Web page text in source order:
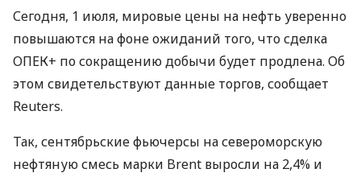
Сегодня, 1 июля, мировые цены на нефть уверенно
повышаются на фоне ожиданий того, что сделка
ОПЕК+ по сокращению добычи будет продлена. Об
этом свидетельствуют данные торгов, сообщает
Reuters.
Так, сентябрьские фьючерсы на североморскую
нефтяную смесь марки Brent выросли на 2,4% и